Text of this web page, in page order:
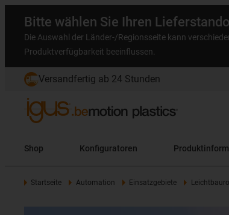
Bitte wählen Sie Ihren
Die Auswahl der Länder-/Regionsseite kann
Produktverfügbarkeit beeinflussen.
Versandfertig ab 24 Stunden
Shop Konfiguratoren
Startseite Automation Einsatzgebiete